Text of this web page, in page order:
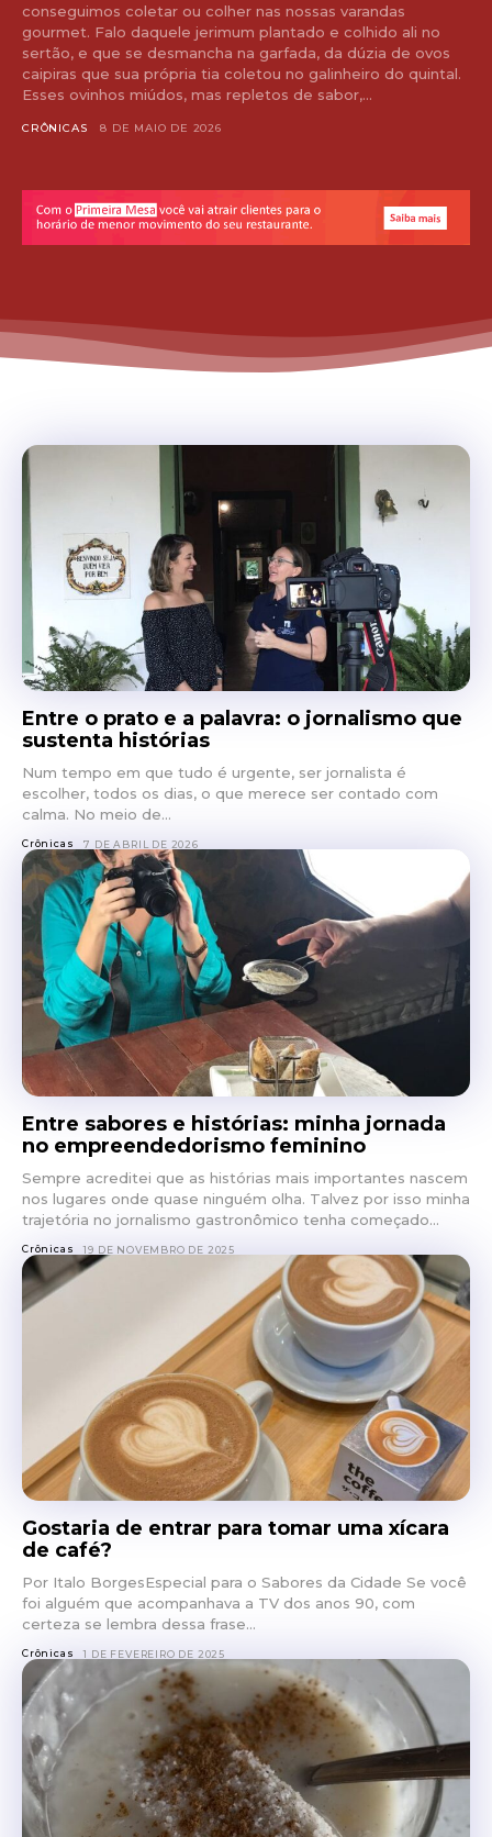
conseguimos coletar ou colher nas nossas varandas
gourmet. Falo daquele jerimum plantado e colhido ali no
sertão, e que se desmancha na garfada, da dúzia de ovos
caipiras que sua própria tia coletou no galinheiro do quintal.
Esses ovinhos miúdos, mas repletos de sabor,...
CRÔNICAS 8 DE MAIO DE 2026
Entre o prato e a palavra: o jornalismo que
sustenta histórias
Num tempo em que tudo é urgente, ser jornalista é
escolher, todos os dias, o que merece ser contado com
calma. No meio de...
Crônicas 7 DE ABRIL DE 2026
Entre sabores e histórias: minha jornada
no empreendedorismo feminino
Sempre acreditei que as histórias mais importantes nascem
nos lugares onde quase ninguém olha. Talvez por isso minha
trajetória no jornalismo gastronômico tenha começado...
Crônicas 19 DE NOVEMBRO DE 2025
Gostaria de entrar para tomar uma xícara
de café?
Por Italo BorgesEspecial para o Sabores da Cidade Se você
foi alguém que acompanhava a TV dos anos 90, com
certeza se lembra dessa frase...
Crônicas 1 DE FEVEREIRO DE 2025